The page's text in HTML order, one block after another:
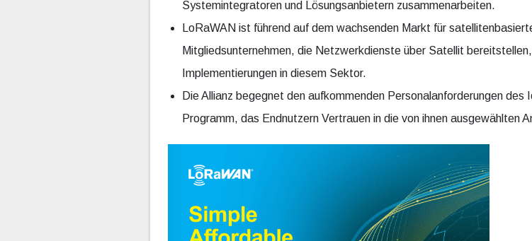
Systemintegratoren und Lösungsanbietern zusammenarbeiten.
LoRaWAN ist führend auf dem wachsenden Markt für
Mitgliedsunternehmen, die Netzwerkdienste über Satellit
Implementierungen in diesem Sektor.
Die Allianz begegnet den aufkommenden Personalanforderungen
Programm, das Endnutzern Vertrauen in die von ihnen ausgewählten